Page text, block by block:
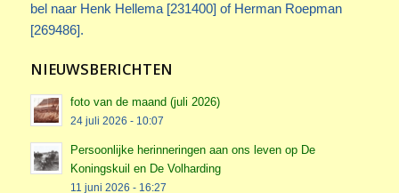
bel naar Henk Hellema [231400] of Herman Roepman
[269486].
NIEUWSBERICHTEN
foto van de maand (juli 2026)
24 juli 2026 - 10:07
Persoonlijke herinneringen aan ons leven op De
Koningskuil en De Volharding
11 juni 2026 - 16:27